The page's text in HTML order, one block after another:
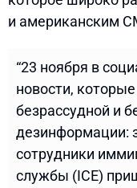
и американским
“23 ноября в
новости,
безрассудной и
дезинформации:
сотрудники
службы (ICE)